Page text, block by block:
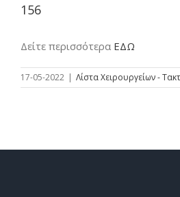
156
Δείτε περισσότερα ΕΔΩ
17-05-2022 | Λίστα Χειρουργείων -